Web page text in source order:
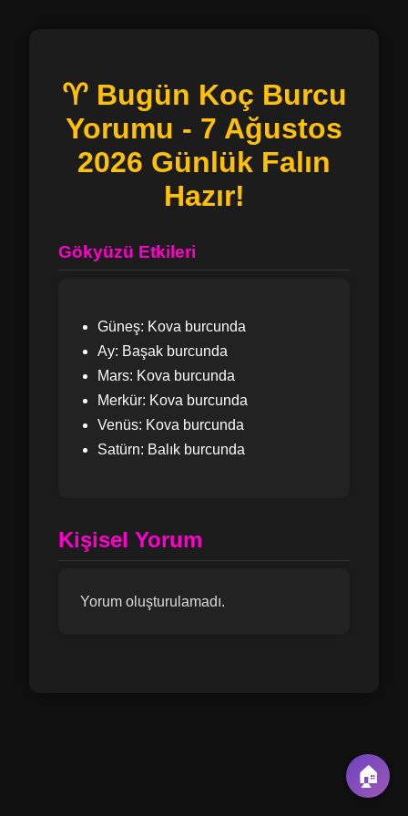
🏠
♈ Bugün Koç Burcu
Yorumu - 7 Ağustos
2026 Günlük Falın
Hazır!
Gökyüzü Etkileri
Güneş: Kova burcunda
Ay: Başak burcunda
Mars: Kova burcunda
Merkür: Kova burcunda
Venüs: Kova burcunda
Satürn: Balık burcunda
Kişisel Yorum
Yorum oluşturulamadı.